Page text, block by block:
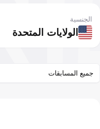
الولايات المتحدة
الجنسية
جميع المسابقات